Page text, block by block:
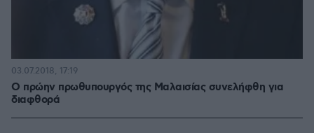
Ο πρώην πρωθυπουργός της Μαλαισίας συνελήφθη για
διαφθορά
03.07.2018, 17:19